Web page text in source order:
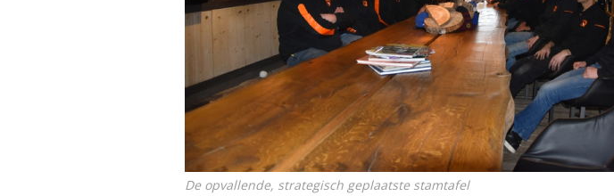
De opvallende, strategisch geplaatste stamtafel